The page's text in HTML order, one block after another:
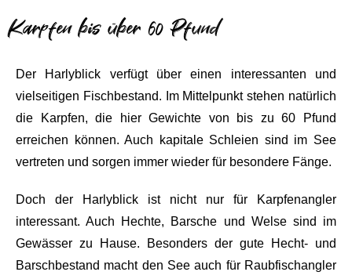
Karpfen bis über 60 Pfund
Der Harlyblick verfügt über einen interessanten und
vielseitigen Fischbestand. Im Mittelpunkt stehen natürlich
die
Karpfen, die hier Gewichte von bis zu 60 Pfund
erreichen können. Auch kapitale Schleien sind im See
vertreten und sorgen immer wieder für besondere Fänge.
Doch der Harlyblick ist nicht nur für Karpfenangler
interessant. Auch
Hechte, Barsche und Welsesind im
Gewässer zu Hause. Besonders der gute Hecht- und
Barschbestand macht den See auch für Raubfischangler